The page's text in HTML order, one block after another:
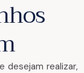
desejam realizar,